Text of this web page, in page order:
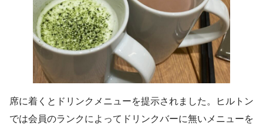
席に着くとドリンクメニューを提示されました。ヒルトン
では会員のランクによってドリンクバーに無いメニューを